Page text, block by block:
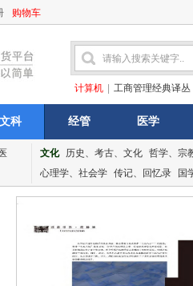
购物车
计算机 工商管理经典译丛
文科 经管 医学
文化 历史、考古、文化 哲学、宗
心理学、社会学 传记、回忆录 国